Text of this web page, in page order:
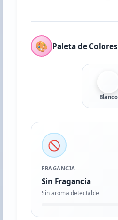
🎨 Paleta de Colores
Blanco
🚫
FRAGANCIA
Sin Fragancia
Sin aroma detectable